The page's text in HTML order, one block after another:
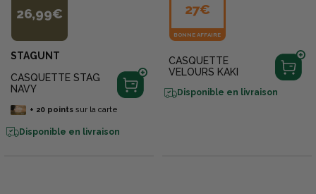
26,99€
STAGUNT
CASQUETTE STAG
NAVY
+ 20pointssur la carte
Disponible en livraison
27€
BONNE AFFAIRE
CASQUETTE
VELOURS KAKI
Disponible en livraison